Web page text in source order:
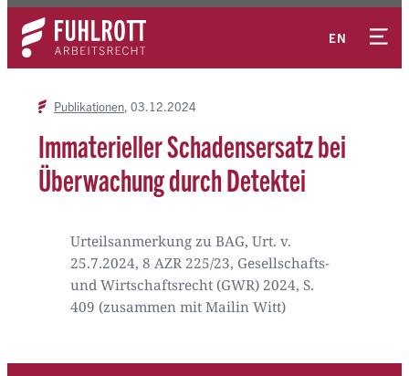
Zum
Inhalt
springen
EN
Kontakt
Publikationen 03.12.2024
Immaterieller Schadensersatz bei
Überwachung durch Detektei
Urteilsanmerkung zu BAG, Urt. v.
25.7.2024, 8 AZR 225/23, Gesellschafts-
und Wirtschaftsrecht (GWR) 2024, S.
409 (zusammen mit Mailin Witt)